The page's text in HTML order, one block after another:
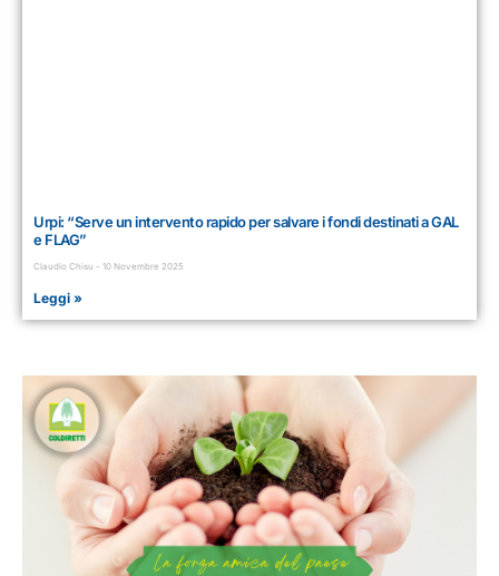
Urpi: “Serve un intervento rapido per salvare i fondi destinati a GAL
e FLAG”
Claudio Chisu 10 Novembre 2025
Leggi »